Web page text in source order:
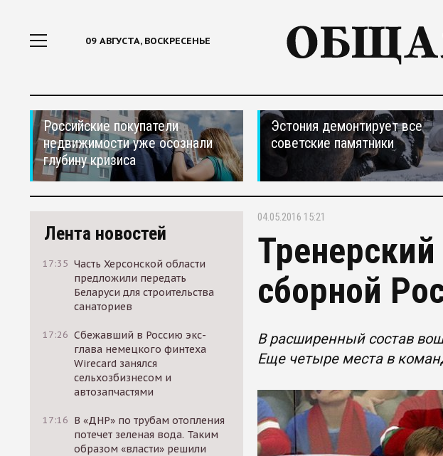
09 АВГУСТА, ВОСКРЕСЕНЬЕ
Российские покупатели
недвижимости уже осознали
глубину кризиса
Эстония демонтирует все
советские памятники
Лента новостей
17:35 Часть Херсонской области
предложили передать
Беларуси для строительства
санаториев
17:26 Сбежавший в Россию экс-
глава немецкого финтеха
Wirecard занялся
сельхозбизнесом и
автозапчастями
17:16 В «ДНР» по трубам отопления
потечет зеленая вода. Таким
образом «власти» решили
04.05.2016 15:21
сборной
В расширенный состав
Еще четыре места в